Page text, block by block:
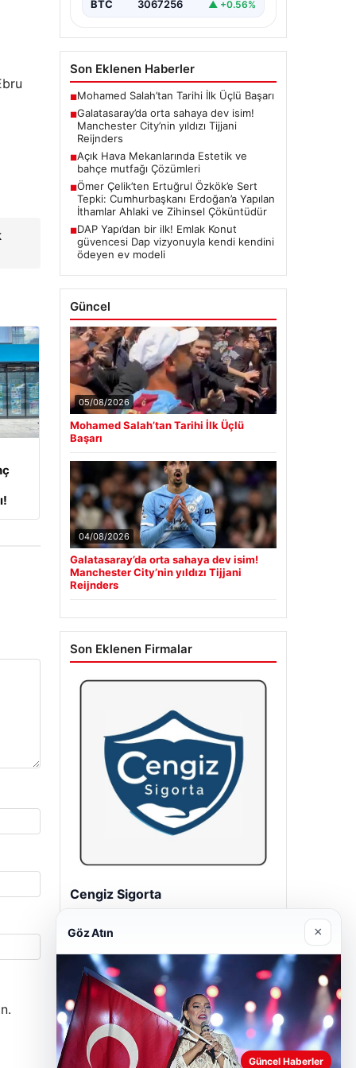
BTC 3067256 ▲ +0.56%
Son Eklenen Haberler
■Mohamed Salah’tan Tarihi İlk Üçlü Başarı
■Galatasaray’da orta sahaya dev isim!
Manchester City’nin yıldızı Tijjani
Reijnders
■Açık Hava Mekanlarında Estetik ve
bahçe mutfağı Çözümleri
■Ömer Çelik’ten Ertuğrul Özkök’e Sert
Tepki: Cumhurbaşkanı Erdoğan’a Yapılan
İthamlar Ahlaki ve Zihinsel Çöküntüdür
■DAP Yapı’dan bir ilk! Emlak Konut
güvencesi Dap vizyonuyla kendi kendini
ödeyen ev modeli
Güncel
05/08/2026
Mohamed Salah’tan Tarihi İlk Üçlü
Başarı
04/08/2026
Galatasaray’da orta sahaya dev isim!
Manchester City’nin yıldızı Tijjani
Reijnders
Son Eklenen Firmalar
Hastaş Beton
Göz Atın ×
Güncel Haberler